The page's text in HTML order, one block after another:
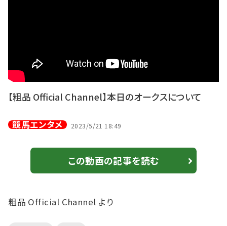
【粗品 Official Channel】本日のオークスについて
競馬エンタメ 2023/5/21 18:49
この動画の記事を読む
粗品 Official Channel より